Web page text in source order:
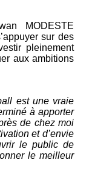
MODESTE
sur des
pleinement
aux ambitions
est une vraie
à apporter
de chez moi
et d’envie
le public de
le meilleur